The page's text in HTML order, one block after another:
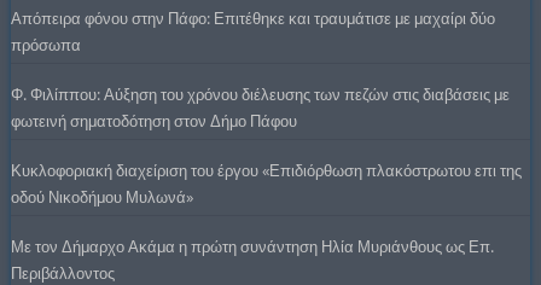
Απόπειρα φόνου στην Πάφο: Επιτέθηκε και τραυμάτισε με μαχαίρι δύο
πρόσωπα
Φ. Φιλίππου: Αύξηση του χρόνου διέλευσης των πεζών στις διαβάσεις με
φωτεινή σηματοδότηση στον Δήμο Πάφου
Κυκλοφοριακή διαχείριση του έργου «Επιδιόρθωση πλακόστρωτου επι της
οδού Νικοδήμου Μυλωνά»
Με τον Δήμαρχο Ακάμα η πρώτη συνάντηση Ηλία Μυριάνθους ως Επ.
Περιβάλλοντος